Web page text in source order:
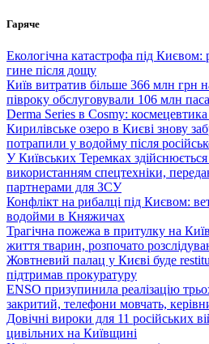
Перейти
вмісту
Гаряче
Екологічна катастрофа під Києвом:
гине після дощу
Київ витратив більше 366 млн грн
півроку обслуговували 106 млн
Derma Series в Cosmy:
Кирилівське озеро в Києві знову
потрапили у водойму після
У Київських Теремках здійснюється
використанням спецтехніки,
партнерами для ЗСУ
Конфлікт на рибалці під Києвом:
водойми в Княжичах
Трагічна пожежа в притулку на
життя тварин, розпочато
Жовтневий палац у Києві буде
підтримав прокуратуру
ENSO призупинила реалізацію
закритий, телефони мовчать,
Довічні вироки для 11 російських
цивільних на Київщині